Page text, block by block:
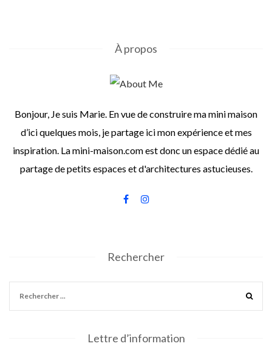
À propos
Bonjour, Je suis Marie. En vue de construire ma mini maison
d’ici quelques mois, je partage ici mon expérience et mes
inspiration. La mini-maison.com est donc un espace dédié au
partage de petits espaces et d'architectures astucieuses.
Rechercher
Lettre d’information